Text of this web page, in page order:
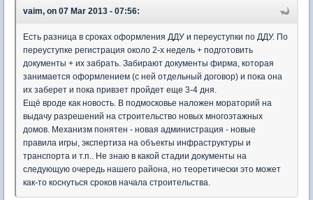
vaim, on 07 Mar 2013 - 07:56:
Есть разница в сроках оформления ДДУ и переуступки по ДДУ. По
переуступке регистрация около 2-х недель + подготовить
документы + их забрать. Забирают документы фирма, которая
занимается оформлением (с ней отдельный договор) и пока она
их заберет и пока привзет пройдет еще 3-4 дня.
Ещё вроде как новость. В подмосковье наложен мораторий на
выдачу разрешений на строительство новых многоэтажных
домов. Механизм понятен - новая администрация - новые
правила игры, экспертиза на объекты инфраструктуры и
транспорта и т.п.. Не знаю в какой стадии документы на
следующую очередь нашего района, но теоретически это может
как-то коснуться сроков начала строительства.